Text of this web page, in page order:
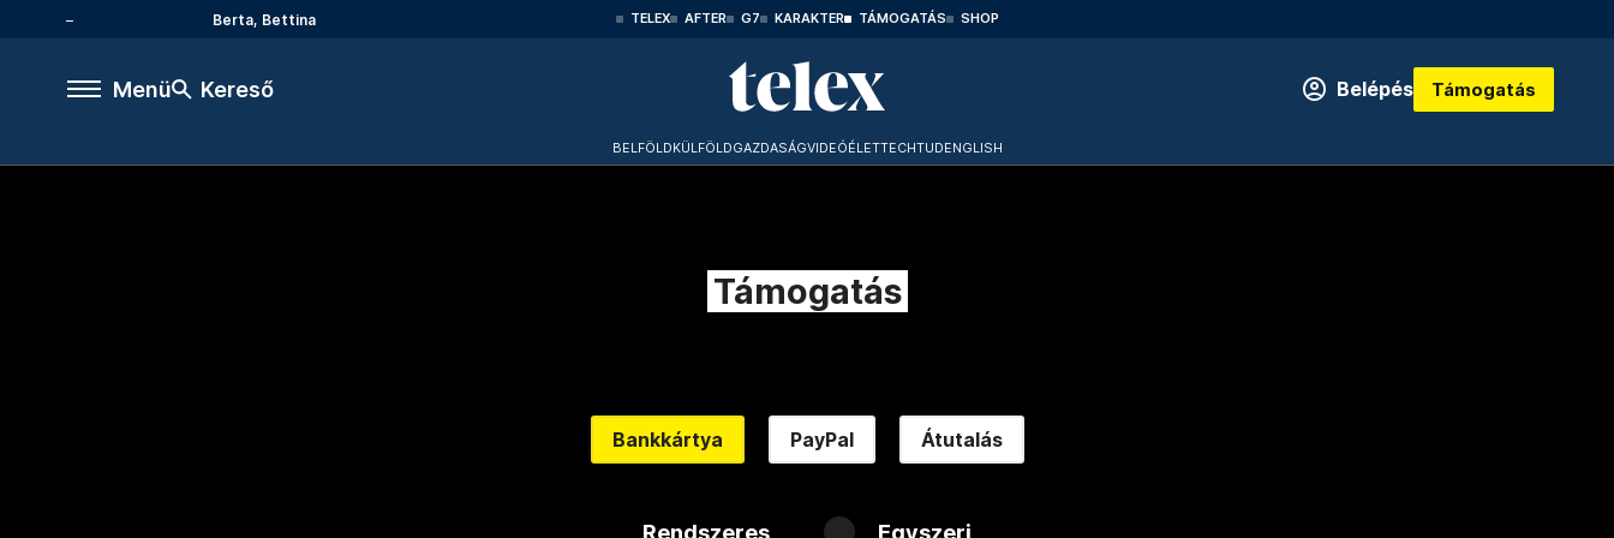
Berta, Bettina TELEX AFTER G7 KARAKTER TÁMOGATÁS SHOP
Menü Kereső Belépés Támogatás
BELFÖLDKÜLFÖLDGAZDASÁGVIDEÓÉLETTECHTUDENGLISH
Támogatás
Bankkártya PayPal Átutalás
Rendszeres Egyszeri